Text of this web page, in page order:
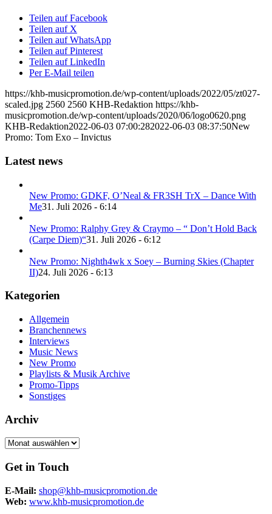
Teilen auf Facebook
Teilen auf X
Teilen auf WhatsApp
Teilen auf Pinterest
Teilen auf LinkedIn
Per E-Mail teilen
https://khb-musicpromotion.de/wp-content/uploads/2022/05/zt027-
scaled.jpg 2560 2560 KHB-Redaktion https://khb-
musicpromotion.de/wp-content/uploads/2020/06/logo0620.png
KHB-Redaktion2022-06-03 07:00:282022-06-03 08:37:50New
Promo: Tom Exo – Invictus
Latest news
New Promo: GDKF, O’Neal & FR3SH TrX – Dance With
Me31. Juli 2026 - 6:14
New Promo: Ralphy Grey & Craymo – “ Don’t Hold Back
(Carpe Diem)“31. Juli 2026 - 6:12
New Promo: Nighth4wk x Soey – Burning Skies (Chapter
II)24. Juli 2026 - 6:13
Kategorien
Allgemein
Branchennews
Interviews
Music News
New Promo
Playlists & Musik Archive
Promo-Tipps
Sonstiges
Archiv
Archiv
Get in Touch
E-Mail: shop@khb-musicpromotion.de
Web: www.khb-musicpromotion.de